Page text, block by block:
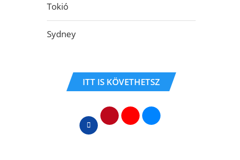
Tokió
Sydney
ITT IS KÖVETHETSZ